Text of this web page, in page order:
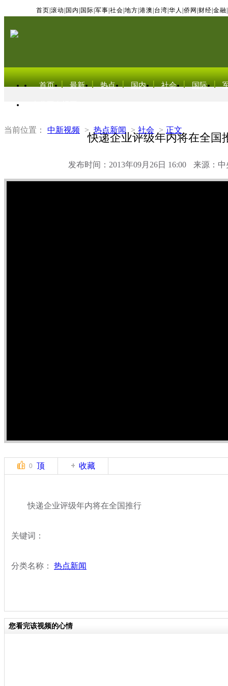
首页 滚动 国内 国际 军事 社会 地方 港澳 台湾 华人 侨网 财经 金融
首页 最新 热点 国内 社会 国际
当前位置： 中新视频 > 热点新闻 > 社会 > 正文
快递企业评级年内将在全国
发布时间：2013年09月26日 16:00 来源：中
0 顶 收藏
快递企业评级年内将在全国推行
关键词：
分类名称： 热点新闻
您看完该视频的心情